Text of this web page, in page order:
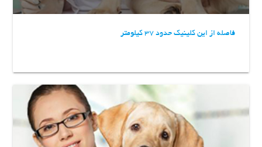
فاصله از این کلینیک حدود 37 کیلومتر